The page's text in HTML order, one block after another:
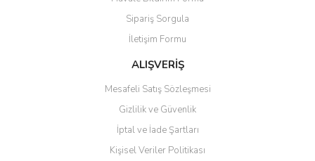
Ürün bilgilerinde hatalar bulunuyor.
Ürün fiyatı diğer sitelerden daha pahalı.
Bu ürüne benzer farklı alternatifler olmalı.
Gönder
Sipariş Sorgula
İletişim Formu
ALIŞVERİŞ
Mesafeli Satış Sözleşmesi
Gizlilik ve Güvenlik
İptal ve İade Şartları
Kişisel Veriler Politikası